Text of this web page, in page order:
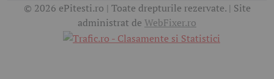
© 2026 ePitesti.ro | Toate drepturile rezervate. | Site
administrat de WebFixer.ro